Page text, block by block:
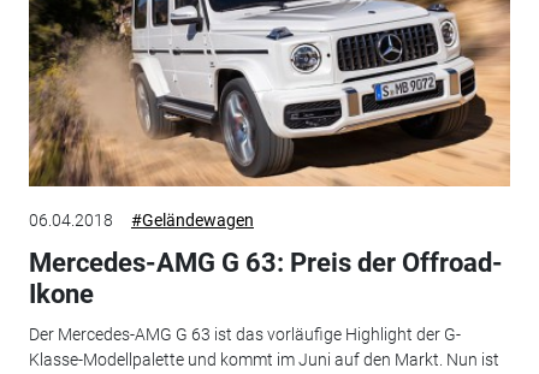
06.04.2018 #Geländewagen
Mercedes-AMG G 63: Preis der Offroad-
Ikone
Der Mercedes-AMG G 63 ist das vorläufige Highlight der G-
Klasse-Modellpalette und kommt im Juni auf den Markt. Nun ist